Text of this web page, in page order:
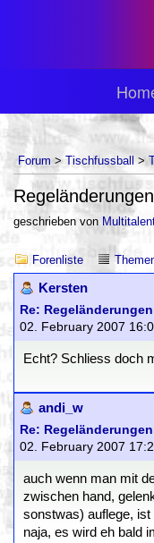
Forum > Tischfussball >
geschrieben von
Forenliste
Kersten
Re:
02. February 2007
Echt? Schliess doch
andi_w
Re:
02. February 2007
auch wenn man mit
zwischen hand,
sonstwas) auflege, ist
naja, es wird eh bald